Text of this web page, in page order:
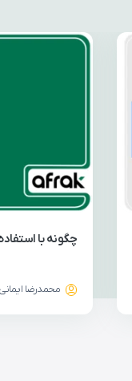
چگونه با
محمدرضا ایمانی